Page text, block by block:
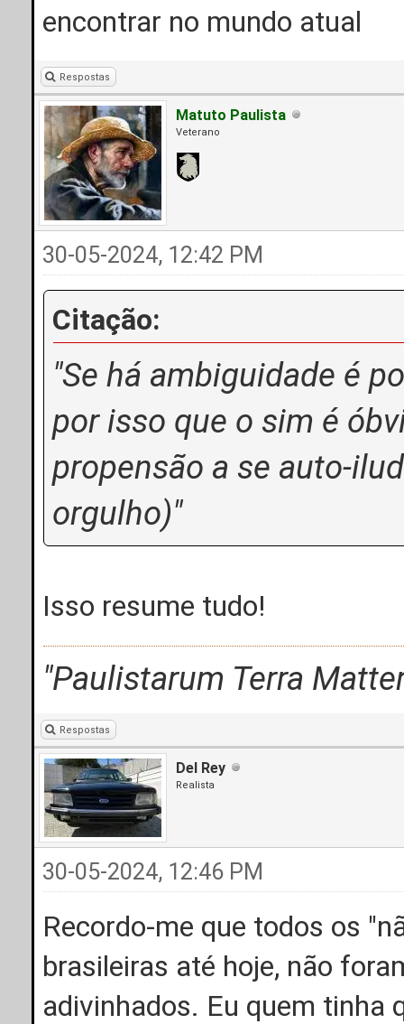
encontrar no mundo atual
Respostas
Matuto Paulista
Veterano
30-05-2024, 12:42 PM
Citação:
"Se há ambiguidade é
por isso que o sim é
propensão a se auto-
orgulho)"
Isso resume tudo!
"Paulistarum Terra
Respostas
Del Rey
Realista
30-05-2024, 12:46 PM
Recordo-me que todos os
brasileiras até hoje, não
adivinhados. Eu quem tinha